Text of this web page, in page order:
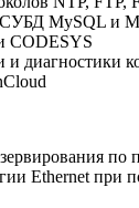
MySQL и
CODESYS
и диагностики
по
Ethernet при